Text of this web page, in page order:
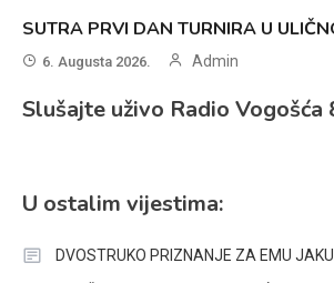
SUTRA PRVI DAN TURNIRA U
6. Augusta 2026. Admin
Slušajte uživo Radio Vogošća
U ostalim vijestima:
DVOSTRUKO PRIZNANJE ZA EMU